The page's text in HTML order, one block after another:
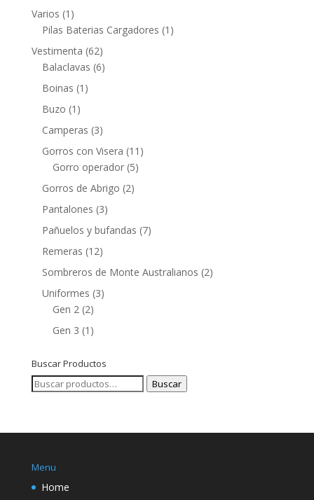
Varios (1)
Pilas Baterias Cargadores (1)
Vestimenta (62)
Balaclavas (6)
Boinas (1)
Buzo (1)
Camperas (3)
Gorros con Visera (11)
Gorro operador (5)
Gorros de Abrigo (2)
Pantalones (3)
Pañuelos y bufandas (7)
Remeras (12)
Sombreros de Monte Australianos (2)
Uniformes (3)
Gen 2 (2)
Gen 3 (1)
Buscar Productos
Buscar
Buscar
Menu
Home